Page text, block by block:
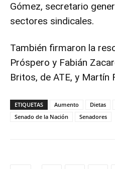
Gómez, secretario
sectores sindicales.
También firmaron la
Próspero y Fabián
Britos, de ATE, y Martín
ETIQUETAS Aumento Dietas
Senado de la Nación
Senadores